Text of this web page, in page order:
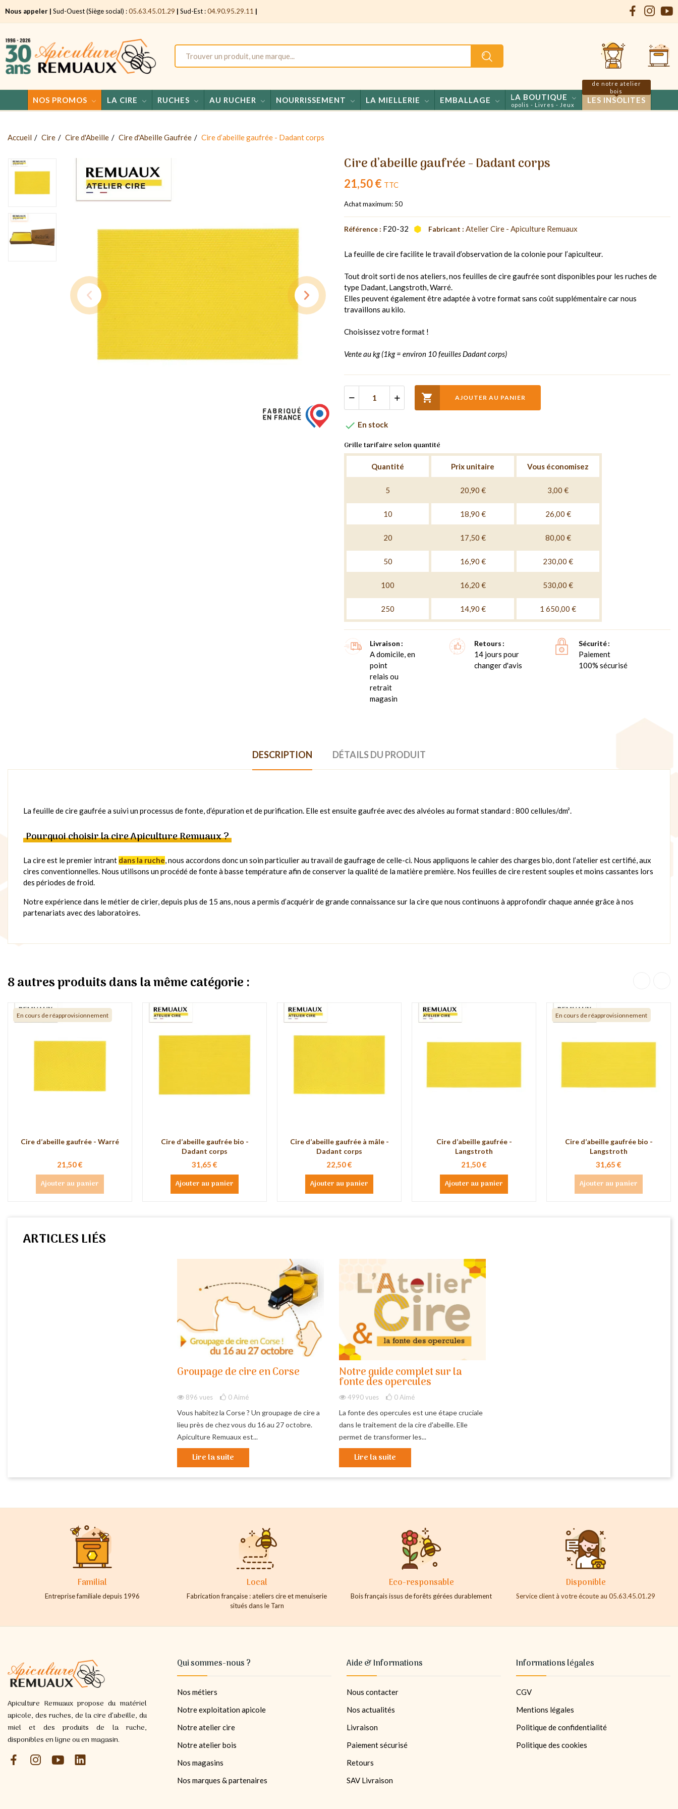
Nous appeler | Sud-Ouest (Siège social) :05.63.45.01.29 | Sud-Est :04.90.95.29.11 |
NOS PROMOS LA CIRE RUCHES AU RUCHER NOURRISSEMENT LA MIELLERIE EMBALLAGE LA BOUTIQUE
Miels - Confiseries - Propolis - Livres - Jeux
LES INSOLITES
de notre atelier
bois
Accueil Cire Cire d'Abeille Cire d'Abeille Gaufrée Cire d’abeille gaufrée - Dadant corps
Cire d’abeille gaufrée - Dadant corps
21,50 € TTC
Achat maximum: 50
Référence : F20-32 Fabricant : Atelier Cire - Apiculture Remuaux
La feuille de cire facilite le travail d’observation de la colonie pour l’apiculteur.
Tout droit sorti de nos ateliers, nos feuilles de cire gaufrée sont disponibles pour les ruches de
type Dadant, Langstroth, Warré.
Elles peuvent également être adaptée à votre format sans coût supplémentaire car nous
travaillons au kilo.
Choisissez votre format !
Vente au kg (1kg = environ 10 feuilles Dadant corps)
 AJOUTER AU PANIER
 En stock
Grille tarifaire selon quantité
Quantité Prix unitaire Vous économisez
5 20,90 € 3,00 €
10 18,90 € 26,00 €
20 17,50 € 80,00 €
50 16,90 € 230,00 €
100 16,20 € 530,00 €
250 14,90 € 1 650,00 €
Livraison
A domicile, en
point
relais ou
retrait
magasin
Retours
14 jours pour
changer d'avis
Sécurité
Paiement
100% sécurisé
DESCRIPTION DÉTAILS DU PRODUIT
La feuille de cire gaufrée a suivi un processus de fonte, d’épuration et de purification. Elle est ensuite gaufrée avec des alvéoles au format standard : 800 cellules/dm².
Pourquoi choisir la cire Apiculture Remuaux ?
La cire est le premier intrant dans la ruche, nous accordons donc un soin particulier au travail de gaufrage de celle-ci. Nous appliquons le cahier des charges bio, dont l’atelier est certifié, aux
cires conventionnelles. Nous utilisons un procédé de fonte à basse température afin de conserver la qualité de la matière première. Nos feuilles de cire restent souples et moins cassantes lors
des périodes de froid.
Notre expérience dans le métier de cirier, depuis plus de 15 ans, nous a permis d’acquérir de grande connaissance sur la cire que nous continuons à approfondir chaque année grâce à nos
partenariats avec des laboratoires.
8 autres produits dans la même catégorie :
En cours de réapprovisionnement
Cire d’abeille gaufrée - Warré
21,50 €
Ajouter au panier
Cire d’abeille gaufrée bio -
Dadant corps
31,65 €
Ajouter au panier
Cire d’abeille gaufrée à mâle -
Dadant corps
22,50 €
Ajouter au panier
Cire d’abeille gaufrée -
Langstroth
21,50 €
Ajouter au panier
En cours de réapprovisionnement
Cire d’abeille gaufrée bio -
Langstroth
31,65 €
Ajouter au panier
ARTICLES LIÉS
Groupage de cire en Corse
896 vues 0Aimé
Vous habitez la Corse ? Un groupage de cire a
lieu près de chez vous du 16 au 27 octobre.
Apiculture Remuaux est...
Lire la suite
Notre guide complet sur la
fonte des opercules
4990 vues 0Aimé
La fonte des opercules est une étape cruciale
dans le traitement de la cire d'abeille. Elle
permet de transformer les...
Lire la suite
Familial
Entreprise familiale depuis 1996
Local
Fabrication française : ateliers cire et menuiserie
situés dans le Tarn
Eco-responsable
Bois français issus de forêts gérées durablement
Disponible
Service client à votre écoute au 05.63.45.01.29
Apiculture Remuaux propose du matériel
apicole, des ruches, de la cire d’abeille, du
miel et des produits de la ruche,
disponibles en ligne ou en magasin.
Qui sommes-nous ?
Nos métiers
Notre exploitation apicole
Notre atelier cire
Notre atelier bois
Nos magasins
Nos marques & partenaires
Aide & Informations
Nous contacter
Nos actualités
Livraison
Paiement sécurisé
Retours
SAV Livraison
Informations légales
CGV
Mentions légales
Politique de confidentialité
Politique des cookies